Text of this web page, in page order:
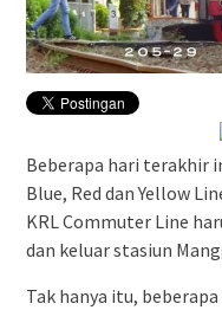
Beberapa hari terakhir
Blue, Red dan Yellow
KRL Commuter Line
dan keluar stasiun
Tak hanya itu,